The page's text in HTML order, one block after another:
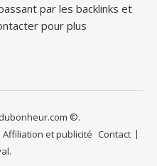
par les backlinks et
pour plus
©.
Affiliation et publicité Contact
.